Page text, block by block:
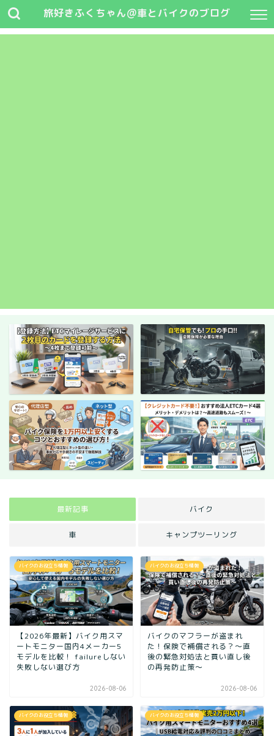
旅好きふくちゃん@車とバイクのブログ
最新記事 バイク
車 キャンプツーリング
バイクのお役立ち情報
【2026年最新】バイク用スマ
ートモニター国内4メーカー5
モデルを比較！ failureしない
失敗しない選び方
2026-08-06
バイクのお役立ち情報
バイクのマフラーが盗まれ
た！保険で補償される？～直
後の緊急対処法と買い直し後
の再発防止策～
2026-08-06
バイクのお役立ち情報 バイクのお役立ち情報